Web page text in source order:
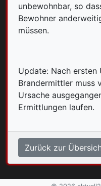
unbewohnbar, so
Bewohner
müssen.
Update: Nach ersten
Brandermittler muss
Ursache
Ermittlungen laufen.
Zurück zur